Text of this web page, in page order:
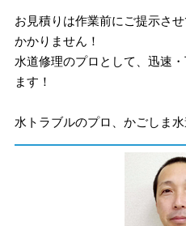
お見積りは作業前にご提示さ
かかりません！
水道修理のプロとして、迅速
ます！
水トラブルのプロ、かごしま